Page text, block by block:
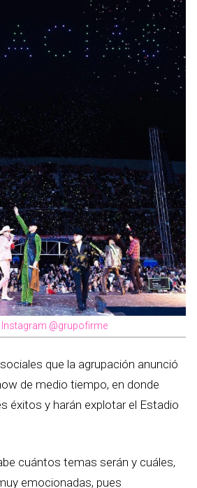
@grupofirme
que la agrupación anunció
de medio tiempo, en donde
éxitos y harán explotar el Estadio
cuántos temas serán y cuáles,
emocionadas, pues